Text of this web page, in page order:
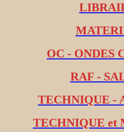
OC - ONDES
RAF -
TECHNIQUE -
TECHNIQUE et